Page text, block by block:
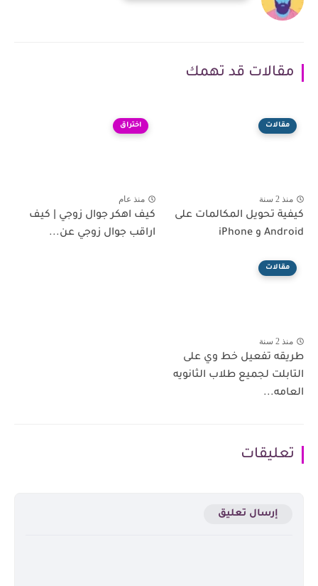
مقالات قد تهمك
مقالات
منذ 2 سنة
كيفية تحويل المكالمات على
Android و iPhone
اختراق
منذ عام
كيف اهكر جوال زوجي | كيف
اراقب جوال زوجي عن...
مقالات
منذ 2 سنة
طريقه تفعيل خط وي على
التابلت لجميع طلاب الثانويه
العامه...
تعليقات
إرسال تعليق